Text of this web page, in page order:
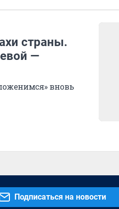
страны.
—
вновь
Подписаться на новости